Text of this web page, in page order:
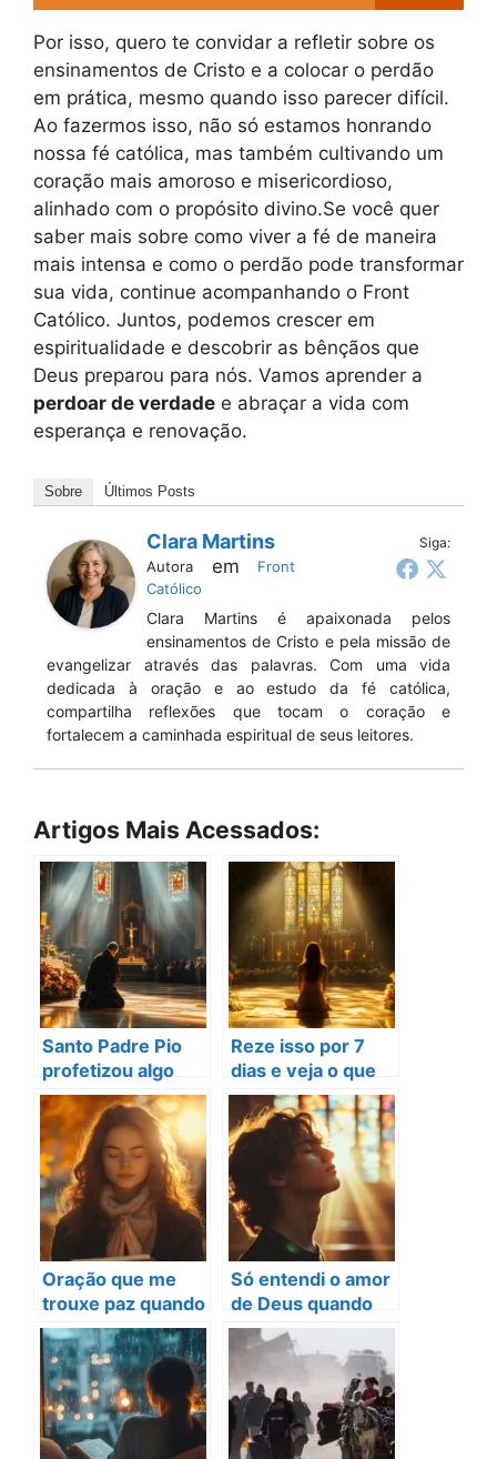
Por isso, quero te convidar a refletir sobre os
ensinamentos de Cristo e a colocar o perdão
em prática, mesmo quando isso parecer difícil.
Ao fazermos isso, não só estamos honrando
nossa fé católica, mas também cultivando um
coração mais amoroso e misericordioso,
alinhado com o propósito divino.Se você quer
saber mais sobre como viver a fé de maneira
mais intensa e como o perdão pode transformar
sua vida, continue acompanhando o Front
Católico. Juntos, podemos crescer em
espiritualidade e descobrir as bênçãos que
Deus preparou para nós. Vamos aprender a
perdoar de verdade e abraçar a vida com
esperança e renovação.
Sobre Últimos Posts
Siga:
Clara Martins
Autora em
Front
Católico
Clara Martins é apaixonada pelos
ensinamentos de Cristo e pela missão de
evangelizar através das palavras. Com uma vida
dedicada à oração e ao estudo da fé católica,
compartilha reflexões que tocam o coração e
fortalecem a caminhada espiritual de seus leitores.
Artigos Mais Acessados:
Santo Padre Pio
profetizou algo
que só agora se
revela
Reze isso por 7
dias e veja o que
acontece em sua
vida
Oração que me
trouxe paz quando
achei que era o fim
Só entendi o amor
de Deus quando
senti dor